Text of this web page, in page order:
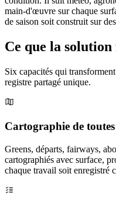
main-d'œuvre sur chaque
de saison soit construit sur
Ce que la
Six capacités qui
registre partagé unique.
Cartographie de toutes
Greens, départs, fairways,
cartographiés avec surface,
chaque travail soit enregistré